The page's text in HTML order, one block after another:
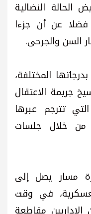
الحالة النضالية
فضلا عن أن جزءا
السن والجرحى.
المختلفة،
جريمة الاعتقال
تترجم عبرها
من خلال جلسات
مسار يصل إلى
في وقت
مقاطعة